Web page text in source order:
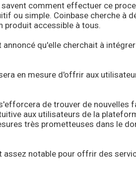
comment effectuer ce
ou simple. Coinbase cherche à
produit accessible à tous.
qu'elle cherchait à
en mesure d'offrir aux
de trouver de
aux utilisateurs de la
très prometteuses dans le
assez notable pour offrir des